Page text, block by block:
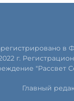
г.
"Рассвет
Главный